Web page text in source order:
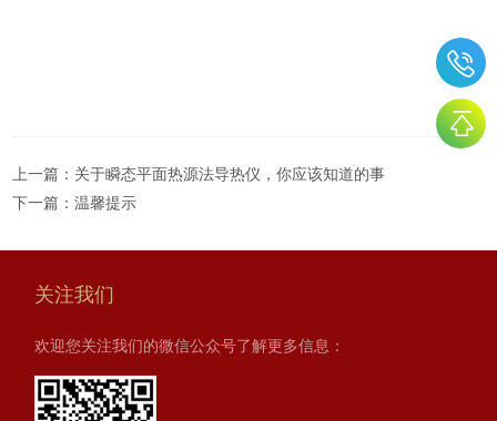
上一篇： 关于瞬态平面热源法导热仪，你应该知道的事
下一篇：温馨提示
关注我们
欢迎您关注我们的微信公众号了解更多信息：